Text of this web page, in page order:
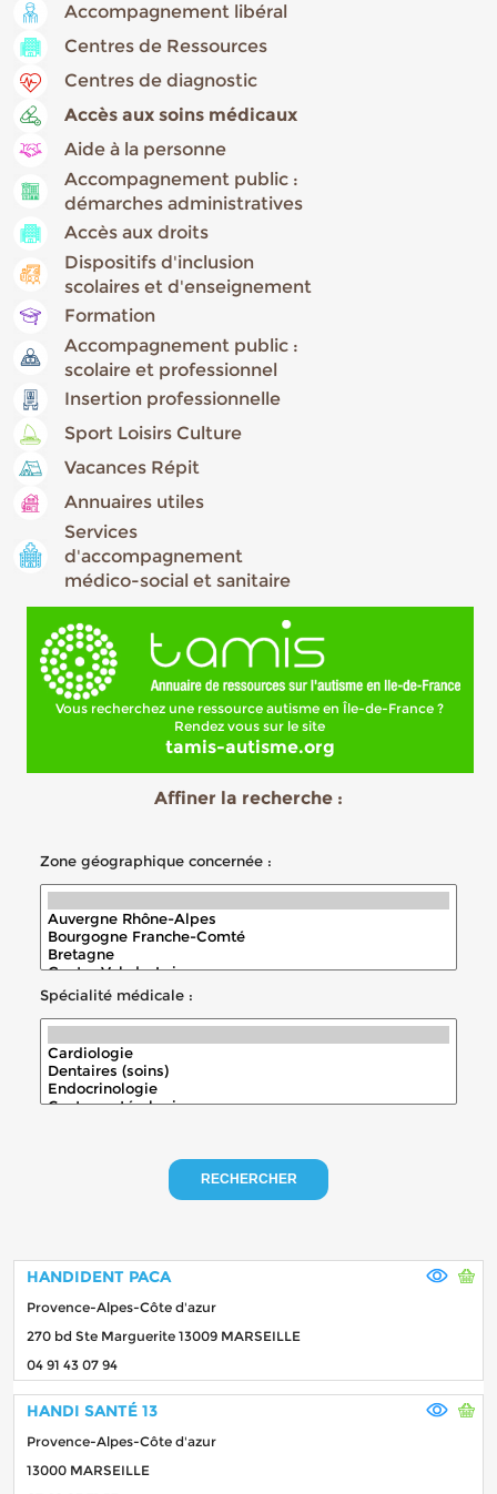
Accompagnement libéral
Centres de Ressources
Centres de diagnostic
Accès aux soins médicaux
Aide à la personne
Accompagnement public :
démarches administratives
Accès aux droits
Dispositifs d'inclusion
scolaires et d'enseignement
Formation
Accompagnement public :
scolaire et professionnel
Insertion professionnelle
Sport Loisirs Culture
Vacances Répit
Annuaires utiles
Services
d'accompagnement
médico-social et sanitaire
Vous recherchez une ressource autisme en Île-de-France ?
Rendez vous sur le site
tamis-autisme.org
Affiner la recherche :
Zone géographique concernée :
Spécialité médicale :
RECHERCHER
HANDIDENT PACA
Provence-Alpes-Côte d'azur
270 bd Ste Marguerite 13009 MARSEILLE
04 91 43 07 94
HANDI SANTÉ 13
Provence-Alpes-Côte d'azur
13000 MARSEILLE